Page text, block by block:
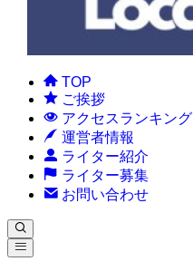
TOP
ご挨拶
アクセスランキング
運営者情報
ライター紹介
ライター募集
お問い合わせ